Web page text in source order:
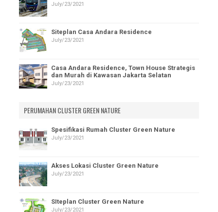
July/23/2021
Siteplan Casa Andara Residence
July/23/2021
Casa Andara Residence, Town House Strategis
dan Murah di Kawasan Jakarta Selatan
July/23/2021
PERUMAHAN CLUSTER GREEN NATURE
Spesifikasi Rumah Cluster Green Nature
July/23/2021
Akses Lokasi Cluster Green Nature
July/23/2021
SIteplan Cluster Green Nature
July/23/2021